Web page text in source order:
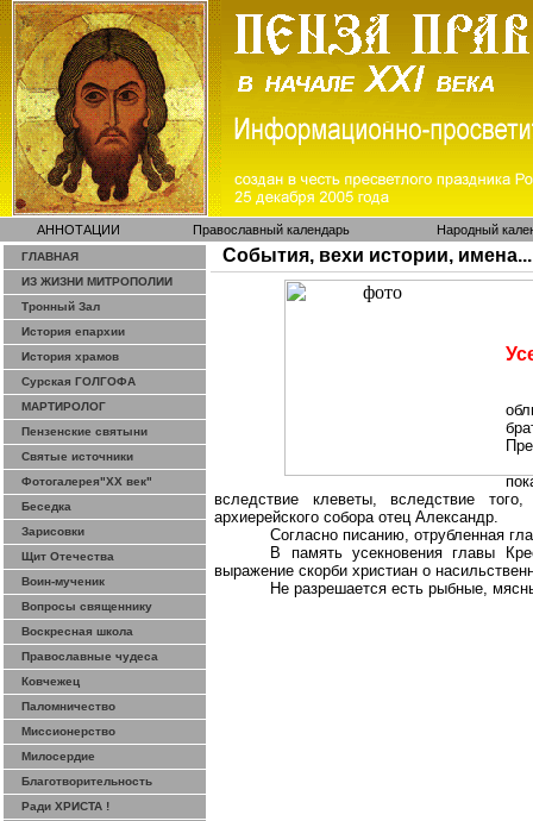
АННОТАЦИИ Православный календарь Народный
ГЛАВНАЯ
ИЗ ЖИЗНИ МИТРОПОЛИИ
Тронный Зал
История епархии
История храмов
Сурская ГОЛГОФА
МАРТИРОЛОГ
Пензенские святыни
Святые источники
Фотогалерея"ХХ век"
Беседка
Зарисовки
Щит Отечества
Воин-мученик
Вопросы священнику
Воскресная школа
Православные чудеса
Ковчежец
Паломничество
Миссионерство
Милосердие
Благотворительность
Ради ХРИСТА !
События, вехи истории, имена...
вследствие клеветы, вследствие
архиерейского собора отец Александр.
Согласно писанию, отрубленная
В память усекновения главы
выражение скорби христиан о
Неразрешается есть рыбные,